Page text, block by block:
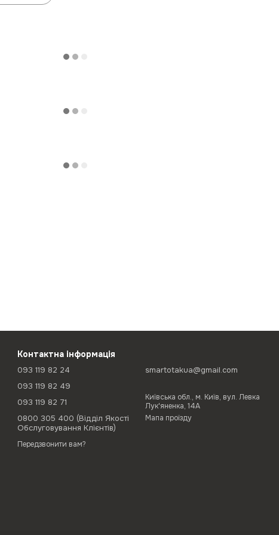
Контактна інформація
093 119 82 24
093 119 82 49
093 119 82 71
0800 305 400 (Відділ Якості
Обслуговування Клієнтів)
Передзвонити вам?
smartotakua@gmail.com
Київська обл., м. Київ, вул. Левка
Лук'яненка, 14А
Мапа проїзду